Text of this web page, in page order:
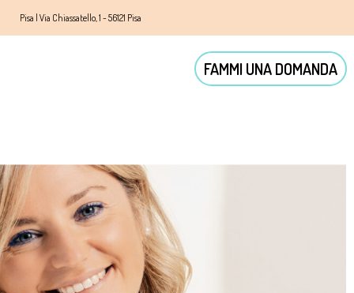
Pisa | Via Chiassatello, 1 - 56121 Pisa
FAMMI UNA DOMANDA